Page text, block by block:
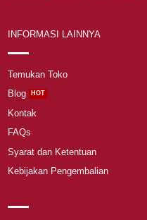
INFORMASI LAINNYA
Temukan Toko
Blog
Kontak
FAQs
Syarat dan Ketentuan
Kebijakan Pengembalian